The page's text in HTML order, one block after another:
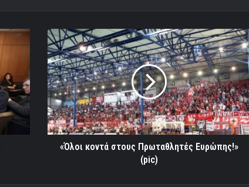
«Όλοι
κοντά
στους
Πρωταθλητές
Ευρώπης!»
(pic)
«Όλοι κοντά στους Πρωταθλητές Ευρώπης!»
(pic)